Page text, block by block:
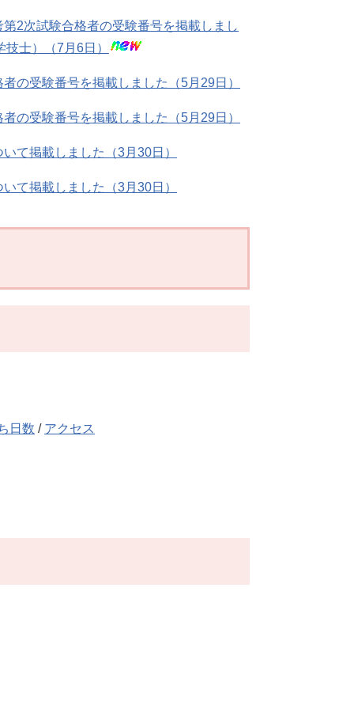
2次試験合格者の受験番号を掲載しまし
士）（7月6日）
の受験番号を掲載しました（5月29日）
の受験番号を掲載しました（5月29日）
て掲載しました（3月30日）
て掲載しました（3月30日）
日数 / アクセス